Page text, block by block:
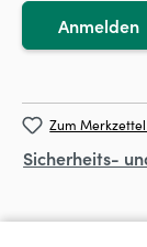
Anmelden
Zum
Sicherheits-